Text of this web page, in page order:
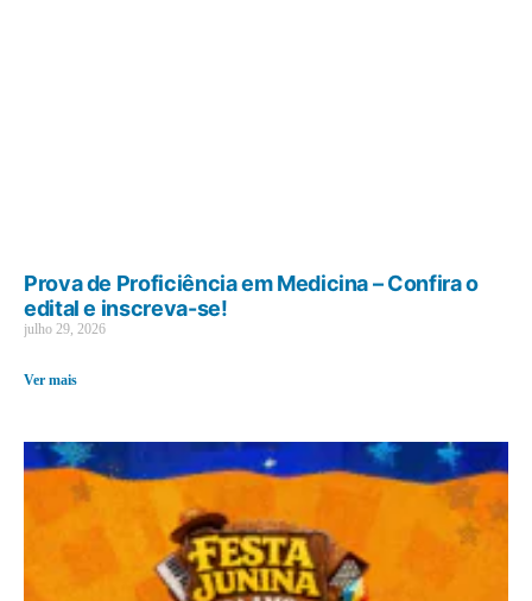
Prova de Proficiência em Medicina – Confira o
edital e inscreva-se!
julho 29, 2026
Ver mais